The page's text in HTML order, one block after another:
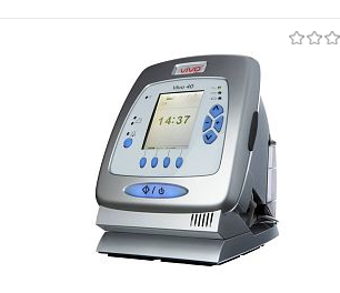
Подписаться
В избранное Недоступно